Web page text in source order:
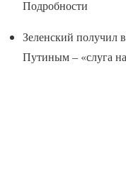
Подробности
Зеленский получил
Путиным – «слуга